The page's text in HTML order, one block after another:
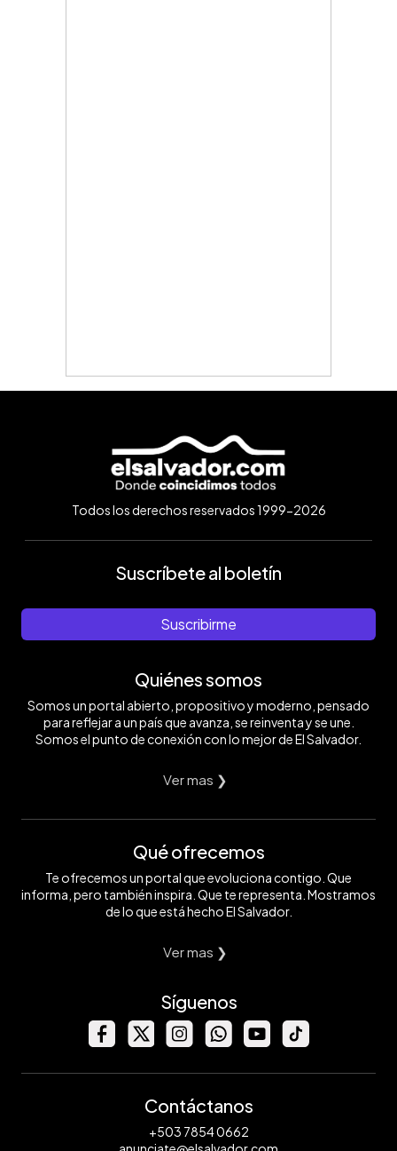
Todos los derechos reservados 1999-2026
Suscríbete al boletín
Suscribirme
Quiénes somos
Somos un portal abierto, propositivo y moderno, pensado
para reflejar a un país que avanza, se reinventa y se une.
Somos el punto de conexión con lo mejor de El Salvador.
Ver mas ❯
Qué ofrecemos
Te ofrecemos un portal que evoluciona contigo. Que
informa, pero también inspira. Que te representa. Mostramos
de lo que está hecho El Salvador.
Ver mas ❯
Síguenos
Contáctanos
+503 7854 0662